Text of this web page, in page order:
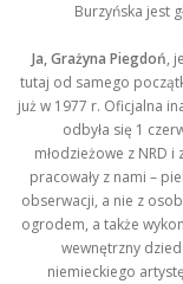
Burzyńska jest
Ja, Grażyna Piegdoń,
tutaj od samego
już w 1977 r. Oficjalna
odbyła się 1
młodzieżowe z NRD
pracowały z nami –
obserwacji, a nie z
ogrodem, a także
wewnętrzny
niemieckiego